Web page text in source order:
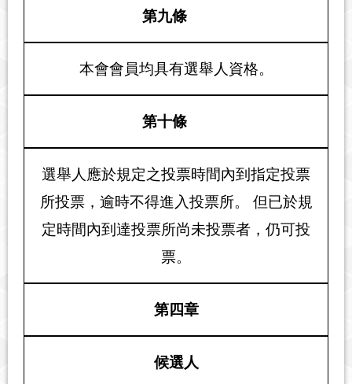
第九條
本會會員均具有選舉人資格。
第十條
選舉人應於規定之投票時間內到指定投票
所投票，逾時不得進入投票所。 但已於規
定時間內到達投票所尚未投票者，仍可投
票。
第四章
候選人